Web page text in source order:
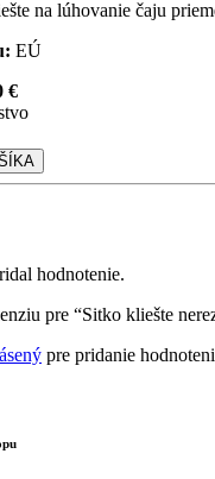
na lúhovanie čaju
EÚ
€
hodnotenie.
pre “Sitko kliešte
pre pridanie